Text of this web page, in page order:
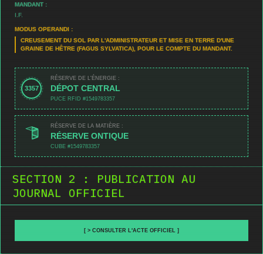
MANDANT :
I.F.
MODUS OPERANDI :
CREUSEMENT DU SOL PAR L'ADMINISTRATEUR ET MISE EN TERRE D'UNE
GRAINE DE HÊTRE (FAGUS SYLVATICA), POUR LE COMPTE DU MANDANT.
3357
RÉSERVE DE L'ÉNERGIE :
DÉPOT CENTRAL
PUCE RFID #1549783357
RÉSERVE DE LA MATIÈRE :
RÉSERVE ONTIQUE
CUBE #1549783357
SECTION 2 : PUBLICATION AU
JOURNAL OFFICIEL
[ > CONSULTER L'ACTE OFFICIEL ]